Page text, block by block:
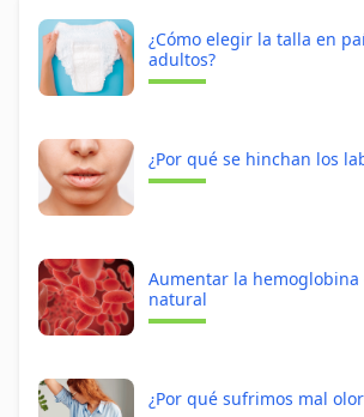
¿Cómo elegir la talla en
adultos?
¿Por qué se hinchan los
Aumentar la hemoglobina
natural
¿Por qué sufrimos mal